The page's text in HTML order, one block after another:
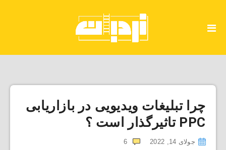
چرا تبلیغات ویدیویی در بازاریابی
PPC تاثیرگذار است ؟
جولای 14, 2022 6